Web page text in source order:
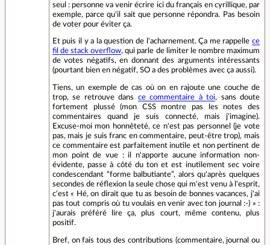
seul : personne va venir écrire ici du français en cyrillique, par
exemple, parce qu'il sait que personne répondra. Pas besoin
de voter pour éviter ça.
Et puis il y a la question de l'acharnement. Ça me rappelle ce
fil de stack overflow, qui parle de limiter le nombre maximum
de votes négatifs, en donnant des arguments intéressants
(pourtant bien en négatif, SO a des problèmes avec ça aussi).
Tiens, un exemple de cas où on en rajoute une couche de
trop, se retrouve dans ce commentaire à toi, sans doute
fortement plussé (mon CSS montre pas les notes des
commentaires quand je suis connecté, mais j'imagine).
Excuse-moi mon honnêteté, ce n'est pas personnel (je vote
pas, mais je suis franc en commentaire, peut-être trop), mais
ce commentaire est parfaitement inutile et non pertinent de
mon point de vue : il n'apporte aucune information non-
évidente, passe à côté du ton et est inutilement sec voire
condescendant “forme balbutiante”, alors qu'après quelques
secondes de réflexion la seule chose qui m'est venu à l'esprit,
c'est « Hé, on dirait que tu as besoin de bonnes vacances, j'ai
pas tout compris où tu voulais en venir avec ton journal :-) » :
j'aurais préféré lire ça, plus court, même contenu, plus
positif.
Bref, on fais tous des contributions (commentaire, journal ou